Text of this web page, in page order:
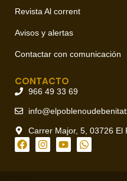
Revista Al corrent
Avisos y alertas
Contactar con comunicación
CONTACTO
966 49 33 69
Carrer Major, 5, 03726 El